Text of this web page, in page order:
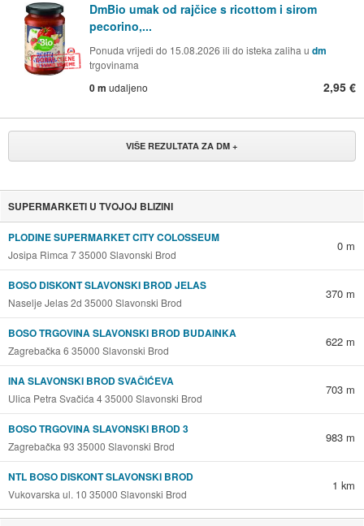
DmBio umak od rajčice s ricottom i sirom
pecorino,...
Ponuda vrijedi do 15.08.2026 ili do isteka zaliha u dm
trgovinama
0 m udaljeno 2,95 €
VIŠE REZULTATA ZA DM +
SUPERMARKETI U TVOJOJ BLIZINI
PLODINE SUPERMARKET CITY COLOSSEUM
Josipa Rimca 7 35000 Slavonski Brod
0 m
BOSO DISKONT SLAVONSKI BROD JELAS
Naselje Jelas 2d 35000 Slavonski Brod
370 m
BOSO TRGOVINA SLAVONSKI BROD BUDAINKA
Zagrebačka 6 35000 Slavonski Brod
622 m
INA SLAVONSKI BROD SVAČIĆEVA
Ulica Petra Svačića 4 35000 Slavonski Brod
703 m
BOSO TRGOVINA SLAVONSKI BROD 3
Zagrebačka 93 35000 Slavonski Brod
983 m
NTL BOSO DISKONT SLAVONSKI BROD
Vukovarska ul. 10 35000 Slavonski Brod
1 km